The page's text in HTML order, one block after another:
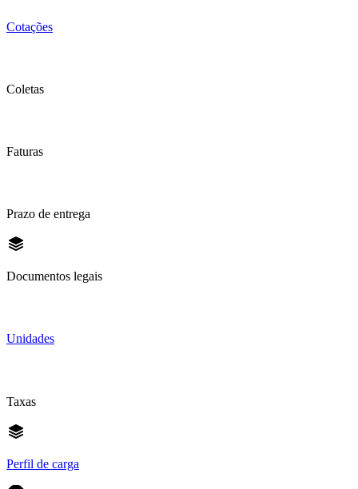
Cotações
Coletas
Faturas
Prazo de entrega
Documentos legais
Unidades
Taxas
Perfil de carga